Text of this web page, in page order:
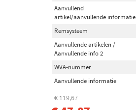
Aanvullend
artikel/aanvullende informatie
Remsysteem
Aanvullende artikelen /
Aanvullende info 2
WVA-nummer
Aanvullende informatie
€ 119,67